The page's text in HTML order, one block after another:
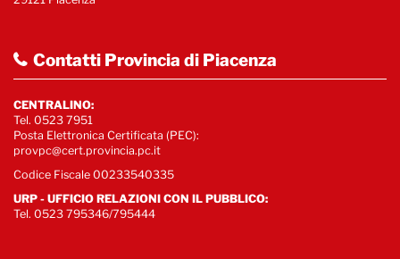
Contatti Provincia di Piacenza
CENTRALINO:
Tel. 0523 7951
Posta Elettronica Certificata (PEC):
provpc@cert.provincia.pc.it
Codice Fiscale 00233540335
URP - UFFICIO RELAZIONI CON IL PUBBLICO:
Tel. 0523 795346/795444